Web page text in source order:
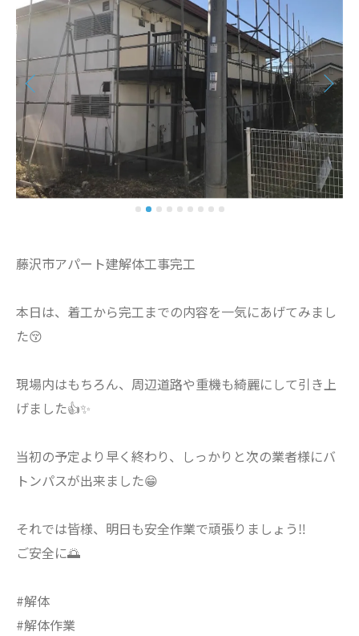
藤沢市アパート建解体工事完工
本日は、着工から完工までの内容を一気にあげてみまし
た😚
現場内はもちろん、周辺道路や重機も綺麗にして引き上
げました👍✨
当初の予定より早く終わり、しっかりと次の業者様にバ
トンパスが出来ました😁
それでは皆様、明日も安全作業で頑張りましょう‼️
ご安全に🌅
#解体
#解体作業